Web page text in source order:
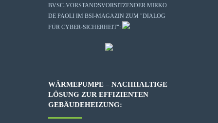
BVSC-VORSTANDSVORSITZENDER MIRKO
DE PAOLI IM BSI-MAGAZIN ZUM "DIALOG
FÜR CYBER-SICHERHEIT":
WÄRMEPUMPE – NACHHALTIGE
LÖSUNG ZUR EFFIZIENTEN
GEBÄUDEHEIZUNG: